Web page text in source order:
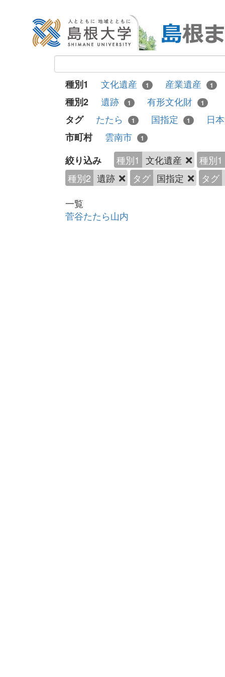
種別1 文化遺産 1 産業遺産 1
種別2 遺跡 1 有形文化財 1
タグ たたら 1 国指定 1
日
市町村
雲南市 1
絞り込み 種別1 文化遺産
種別1
種別2 遺跡 タグ 国指定
タグ
一覧
菅谷たたら山内